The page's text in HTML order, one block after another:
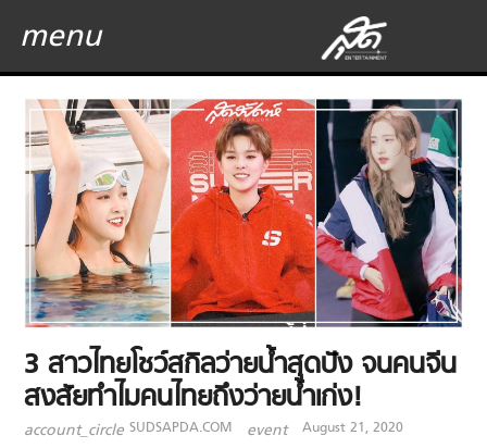
menu
3 สาวไทยโชว์สกิลว่ายน้ำสุดปัง จนคนจีน
สงสัยทำไมคนไทยถึงว่ายน้ำเก่ง!
account_circle SUDSAPDA.COM event August 21, 2020